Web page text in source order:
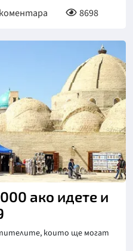
коментара 8698
ако идете и
които ще могат